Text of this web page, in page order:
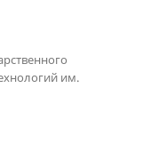
им.